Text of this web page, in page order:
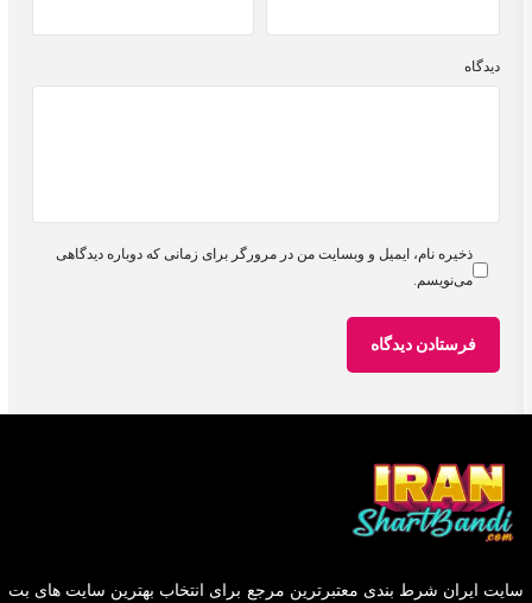
دیدگاه
ذخیره نام، ایمیل و وبسایت من در مرورگر برای زمانی که دوباره دیدگاهی
می‌نویسم.
سایت ایران شرط بندی معتبرترین مرجع برای انتخاب بهترین سایت های بت